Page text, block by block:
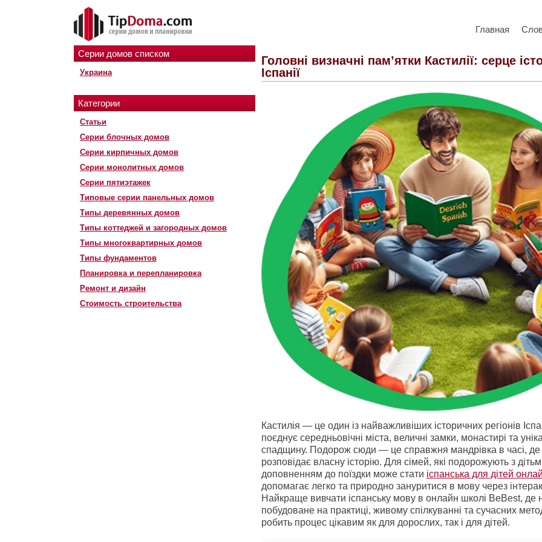
Главная
Серии домов списком
Украина
Категории
Статьи
Серии блочных домов
Серии кирпичных домов
Серии монолитных домов
Серии пятиэтажек
Типовые серии панельных домов
Типы деревянных домов
Типы коттеджей и загородных домов
Типы многоквартирных домов
Типы фундаментов
Планировка и перепланировка
Ремонт и дизайн
Стоимость строительства
Головні визначні пам’ятки Кастилії: серце
Іспанії
Кастилія — це один із найважливіших історичних регіонів
поєднує середньовічні міста, величні замки, монастирі та
спадщину. Подорож сюди — це справжня мандрівка в часі, де
розповідає власну історію. Для сімей, які подорожують з
доповненням до поїздки може стати іспанська для дітей
допомагає легко та природно зануритися в мову через
Найкраще вивчати іспанську мову в онлайн школі BeBest, де
побудоване на практиці, живому спілкуванні та сучасних
робить процес цікавим як для дорослих, так і для дітей.